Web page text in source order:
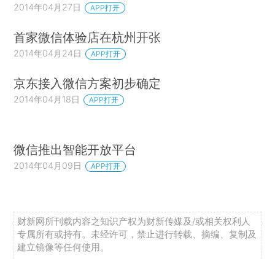
2014年04月27日 APP打开
首家微信体验店在杭州开张
2014年04月24日 APP打开
京东接入微信方案初步确定
2014年04月18日 APP打开
微信推出智能开放平台
2014年04月09日 APP打开
财新网所刊载内容之知识产权为财新传媒及/或相关权利人
专属所有或持有。未经许可，禁止进行转载、摘编、复制及
建立镜像等任何使用。